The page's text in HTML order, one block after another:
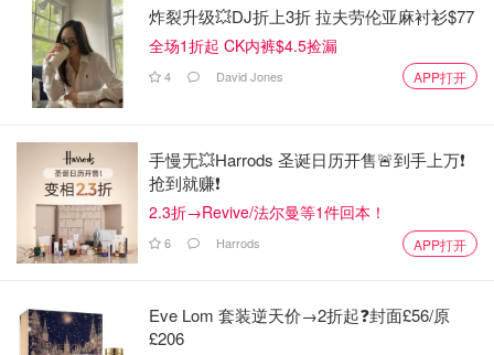
炸裂升级💥DJ折上3折 拉夫劳伦亚麻衬衫$77
全场1折起 CK内裤$4.5捡漏
4 David Jones APP打开
手慢无💥Harrods 圣诞日历开售🚨到手上万❗️
抢到就赚❗️
2.3折→Revive/法尔曼等1件回本！
6 Harrods APP打开
Eve Lom 套装逆天价→2折起❓封面£56/原
£206